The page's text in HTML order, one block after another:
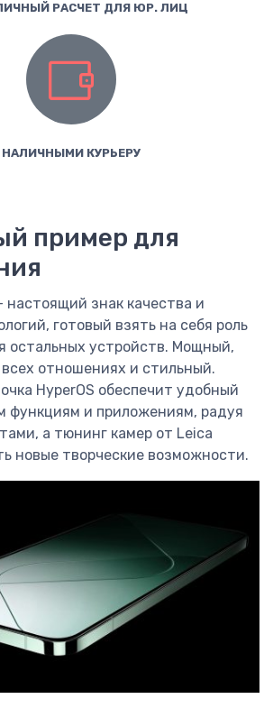
РАСЧЕТ ДЛЯ ЮР. ЛИЦ
НАЛИЧНЫМИ КУРЬЕРУ
пример для
настоящий знак качества и
готовый взять на себя роль
остальных устройств. Мощный,
отношениях и стильный.
HyperOS обеспечит удобный
функциям и приложениям, радуя
а тюнинг камер от Leica
новые творческие возможности.